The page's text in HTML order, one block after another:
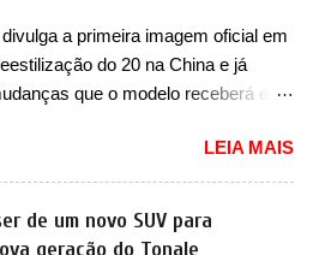
um motor V10 Supercharger
cerca de 800cv que
performance exótica da aventura i...
apresentado no terceiro trimestre
seja, acontecerá entre os meses de
(e já estamos em agosto), ou
setembro. A marca confirmou que
um "protótipo de pré-produção,
desempenho, exclusivo para
vai antecipar as futuras versões de
a primeira imagem oficial em
do 20 na China e já
que o modelo receberá em
na China as primeiras mudanças
um misto de hatch com SUV que é
mercado chinês desde o
em 2024. Agora, o modelo passará
LEIA MAIS
de um novo SUV para